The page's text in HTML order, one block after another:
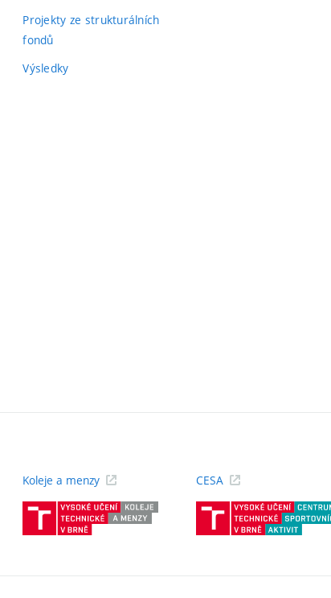
Projekty ze strukturálních
fondů
Výsledky
Koleje a menzy
(externí
CESA